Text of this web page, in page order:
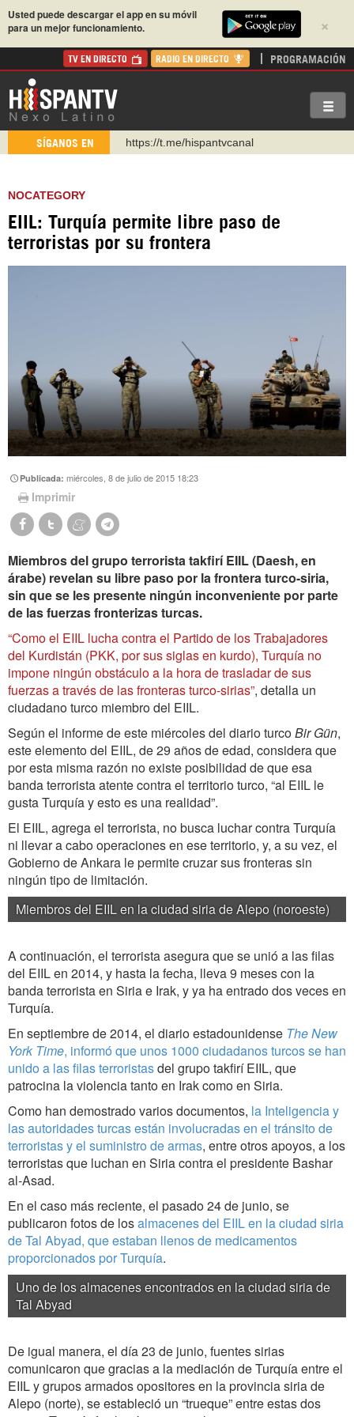
×
Usted puede descargar el app en su móvil
para un mejor funcionamiento.
TV EN DIRECTO RADIO EN DIRECTO PROGRAMACIÓN
SÍGANOS EN
https://t.me/hispantvcanal
Instagram como: hispan_tv
https://www.facebook.com/Nexolatino.Canal
NOCATEGORY
EIIL: Turquía permite libre paso de
terroristas por su frontera
Publicada:miércoles, 8 de julio de 2015 18:23
Imprimir
Miembros del grupo terrorista takfirí EIIL (Daesh, en
árabe) revelan su libre paso por la frontera turco-siria,
sin que se les presente ningún inconveniente por parte
de las fuerzas fronterizas turcas.
“Como el EIIL lucha contra el Partido de los Trabajadores
del Kurdistán (PKK, por sus siglas en kurdo), Turquía no
impone ningún obstáculo a la hora de trasladar de sus
fuerzas a través de las fronteras turco-sirias”, detalla un
ciudadano turco miembro del EIIL.
Según el informe de este miércoles del diario turcoBir Gün,
este elemento del EIIL, de 29 años de edad, considera que
por esta misma razón no existe posibilidad de que esa
banda terrorista atente contra el territorio turco, “al EIIL le
gusta Turquía y esto es una realidad”.
El EIIL, agrega el terrorista, no busca luchar contra Turquía
ni llevar a cabo operaciones en ese territorio, y, a su vez, el
Gobierno de Ankara le permite cruzar sus fronteras sin
ningún tipo de limitación.
Miembros del EIIL en la ciudad siria de Alepo (noroeste)
A continuación, el terrorista asegura que se unió a las filas
del EIIL en 2014, y hasta la fecha, lleva 9 meses con la
banda terrorista en Siria e Irak, y ya ha entrado dos veces en
Turquía.
En septiembre de 2014, el diario estadounidense The New
York Time, informó que unos 1000 ciudadanos turcos se han
unido a las filas terroristasdel grupo takfirí EIIL, que
patrocina la violencia tanto en Irak como en Siria.
Como han demostrado varios documentos, la Inteligencia y
las autoridades turcas están involucradas en el tránsito de
terroristas y el suministro de armas, entre otros apoyos, a los
terroristas que luchan en Siria contra el presidente Bashar
al-Asad.
En el caso más reciente, el pasado 24 de junio, se
publicaron fotos de losalmacenes del EIIL en la ciudad siria
de Tal Abyad, que estaban llenos de medicamentos
proporcionados por Turquía.
Uno de los almacenes encontrados en la ciudad siria de
Tal Abyad
De igual manera, el día 23 de junio, fuentes sirias
comunicaron que gracias a la mediación de Turquía entre el
EIIL y grupos armados opositores en la provincia siria de
Alepo (norte), se estableció un “trueque” entre estas dos